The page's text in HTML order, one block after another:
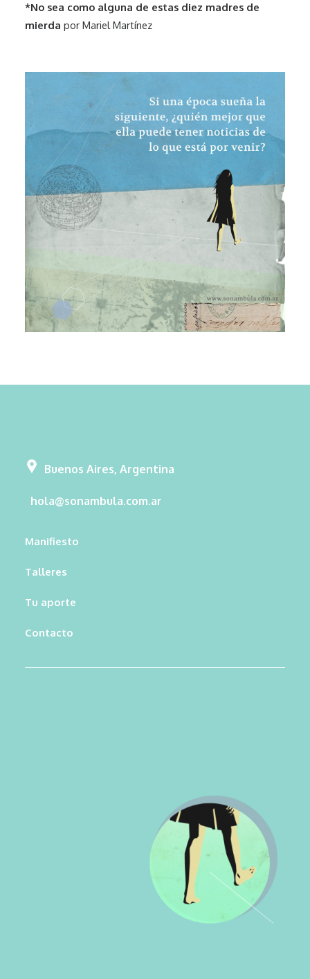
*No sea como alguna de estas diez madres de
mierda por Mariel Martínez
Buenos Aires, Argentina
hola@sonambula.com.ar
Manifiesto
Talleres
Tu aporte
Contacto